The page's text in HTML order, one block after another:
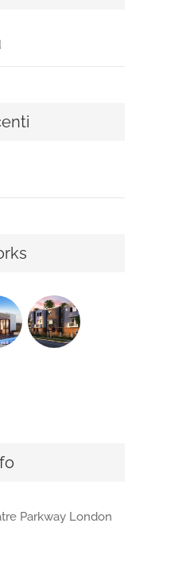
Parkway London